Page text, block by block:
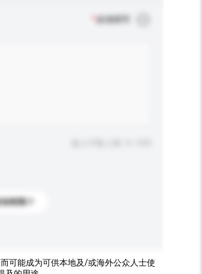
必须填写
时间？
可能成为可供本地及/或海外公众人士使